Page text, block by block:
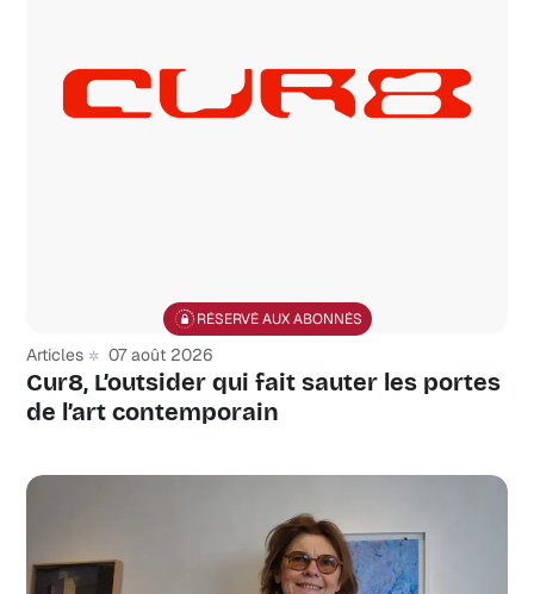
RÉSERVÉ AUX ABONNÉS
Articles 07 août 2026
Cur8, L’outsider qui fait sauter les portes
de l’art contemporain